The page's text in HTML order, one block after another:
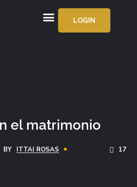
LOGIN
el matrimonio
BY
ITTAI ROSAS
17